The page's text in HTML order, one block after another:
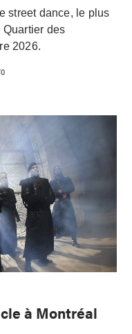
street dance, le plus
Quartier des
2026.
à Montréal